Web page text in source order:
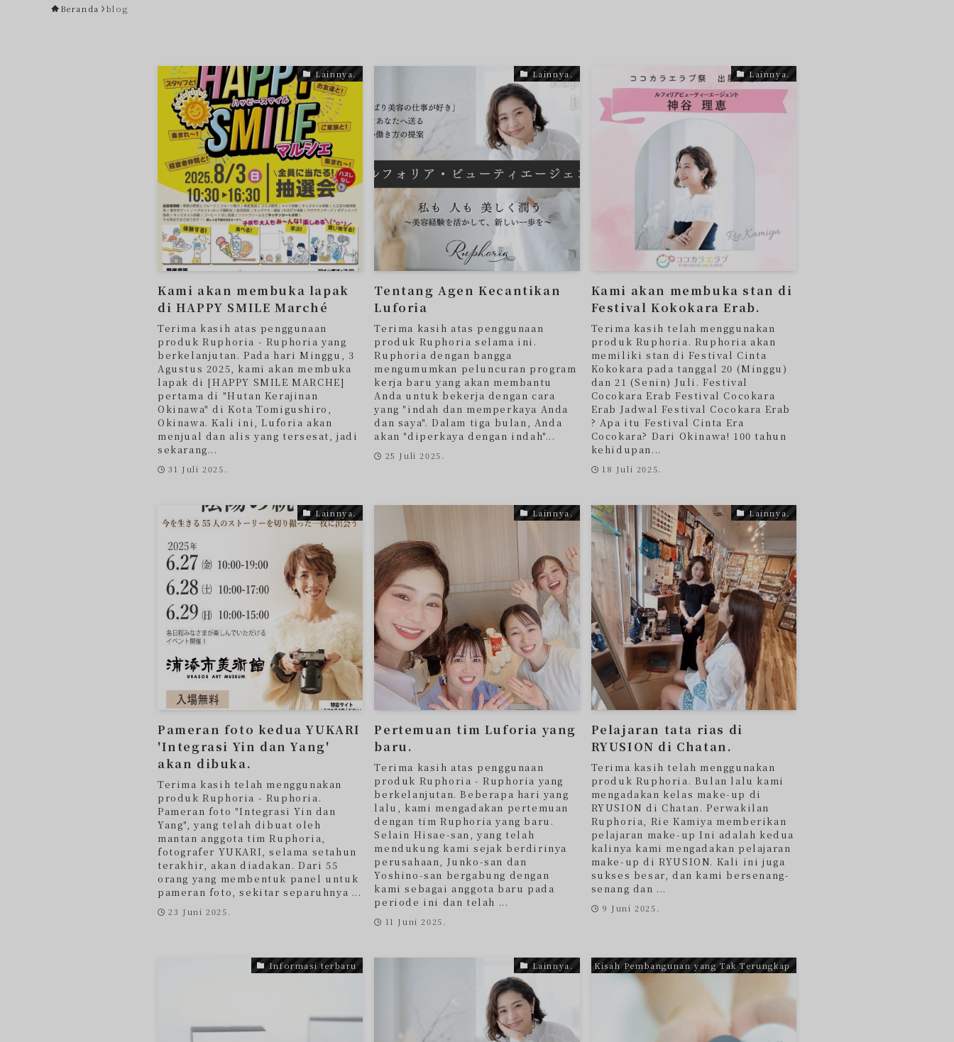
Beranda blog
Lainnya.
Kami akan membuka lapak
di HAPPY SMILE Marché
Terima kasih atas penggunaan
produk Ruphoria - Ruphoria yang
berkelanjutan. Pada hari Minggu, 3
Agustus 2025, kami akan membuka
lapak di [HAPPY SMILE MARCHE]
pertama di "Hutan Kerajinan
Okinawa" di Kota Tomigushiro,
Okinawa. Kali ini, Luforia akan
menjual dan alis yang tersesat, jadi
sekarang...
31 Juli 2025.
Lainnya.
Tentang Agen Kecantikan
Luforia
Terima kasih atas penggunaan
produk Ruphoria selama ini.
Ruphoria dengan bangga
mengumumkan peluncuran program
kerja baru yang akan membantu
Anda untuk bekerja dengan cara
yang "indah dan memperkaya Anda
dan saya". Dalam tiga bulan, Anda
akan "diperkaya dengan indah"...
25 Juli 2025.
Lainnya.
Kami akan membuka stan di
Festival Kokokara Erab.
Terima kasih telah menggunakan
produk Ruphoria. Ruphoria akan
memiliki stan di Festival Cinta
Kokokara pada tanggal 20 (Minggu)
dan 21 (Senin) Juli. Festival
Cocokara Erab Festival Cocokara
Erab Jadwal Festival Cocokara Erab
? Apa itu Festival Cinta Era
Cocokara? Dari Okinawa! 100 tahun
kehidupan...
18 Juli 2025.
Lainnya.
Pameran foto kedua YUKARI
'Integrasi Yin dan Yang'
akan dibuka.
Terima kasih telah menggunakan
produk Ruphoria - Ruphoria.
Pameran foto "Integrasi Yin dan
Yang", yang telah dibuat oleh
mantan anggota tim Ruphoria,
fotografer YUKARI, selama setahun
terakhir, akan diadakan. Dari 55
orang yang membentuk panel untuk
pameran foto, sekitar separuhnya ...
23 Juni 2025.
Lainnya.
Pertemuan tim Luforia yang
baru.
Terima kasih atas penggunaan
produk Ruphoria - Ruphoria yang
berkelanjutan. Beberapa hari yang
lalu, kami mengadakan pertemuan
dengan tim Ruphoria yang baru.
Selain Hisae-san, yang telah
mendukung kami sejak berdirinya
perusahaan, Junko-san dan
Yoshino-san bergabung dengan
kami sebagai anggota baru pada
periode ini dan telah ...
11 Juni 2025.
Lainnya.
Pelajaran tata rias di
RYUSION di Chatan.
Terima kasih telah menggunakan
produk Ruphoria. Bulan lalu kami
mengadakan kelas make-up di
RYUSION di Chatan. Perwakilan
Ruphoria, Rie Kamiya memberikan
pelajaran make-up Ini adalah kedua
kalinya kami mengadakan pelajaran
make-up di RYUSION. Kali ini juga
sukses besar, dan kami bersenang-
senang dan ...
9 Juni 2025.
Informasi terbaru Lainnya. Kisah Pembangunan yang Tak Terungkap